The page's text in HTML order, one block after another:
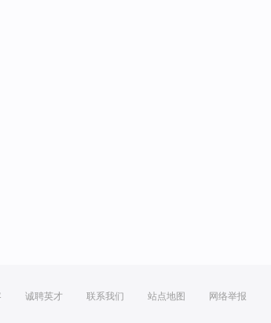
诚聘英才 联系我们 站点地图 网络举报